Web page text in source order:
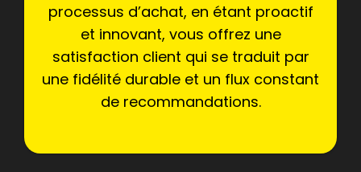
processus d’achat, en étant proactif
et innovant, vous offrez une
satisfaction client qui se traduit par
une fidélité durable et un flux constant
de recommandations.